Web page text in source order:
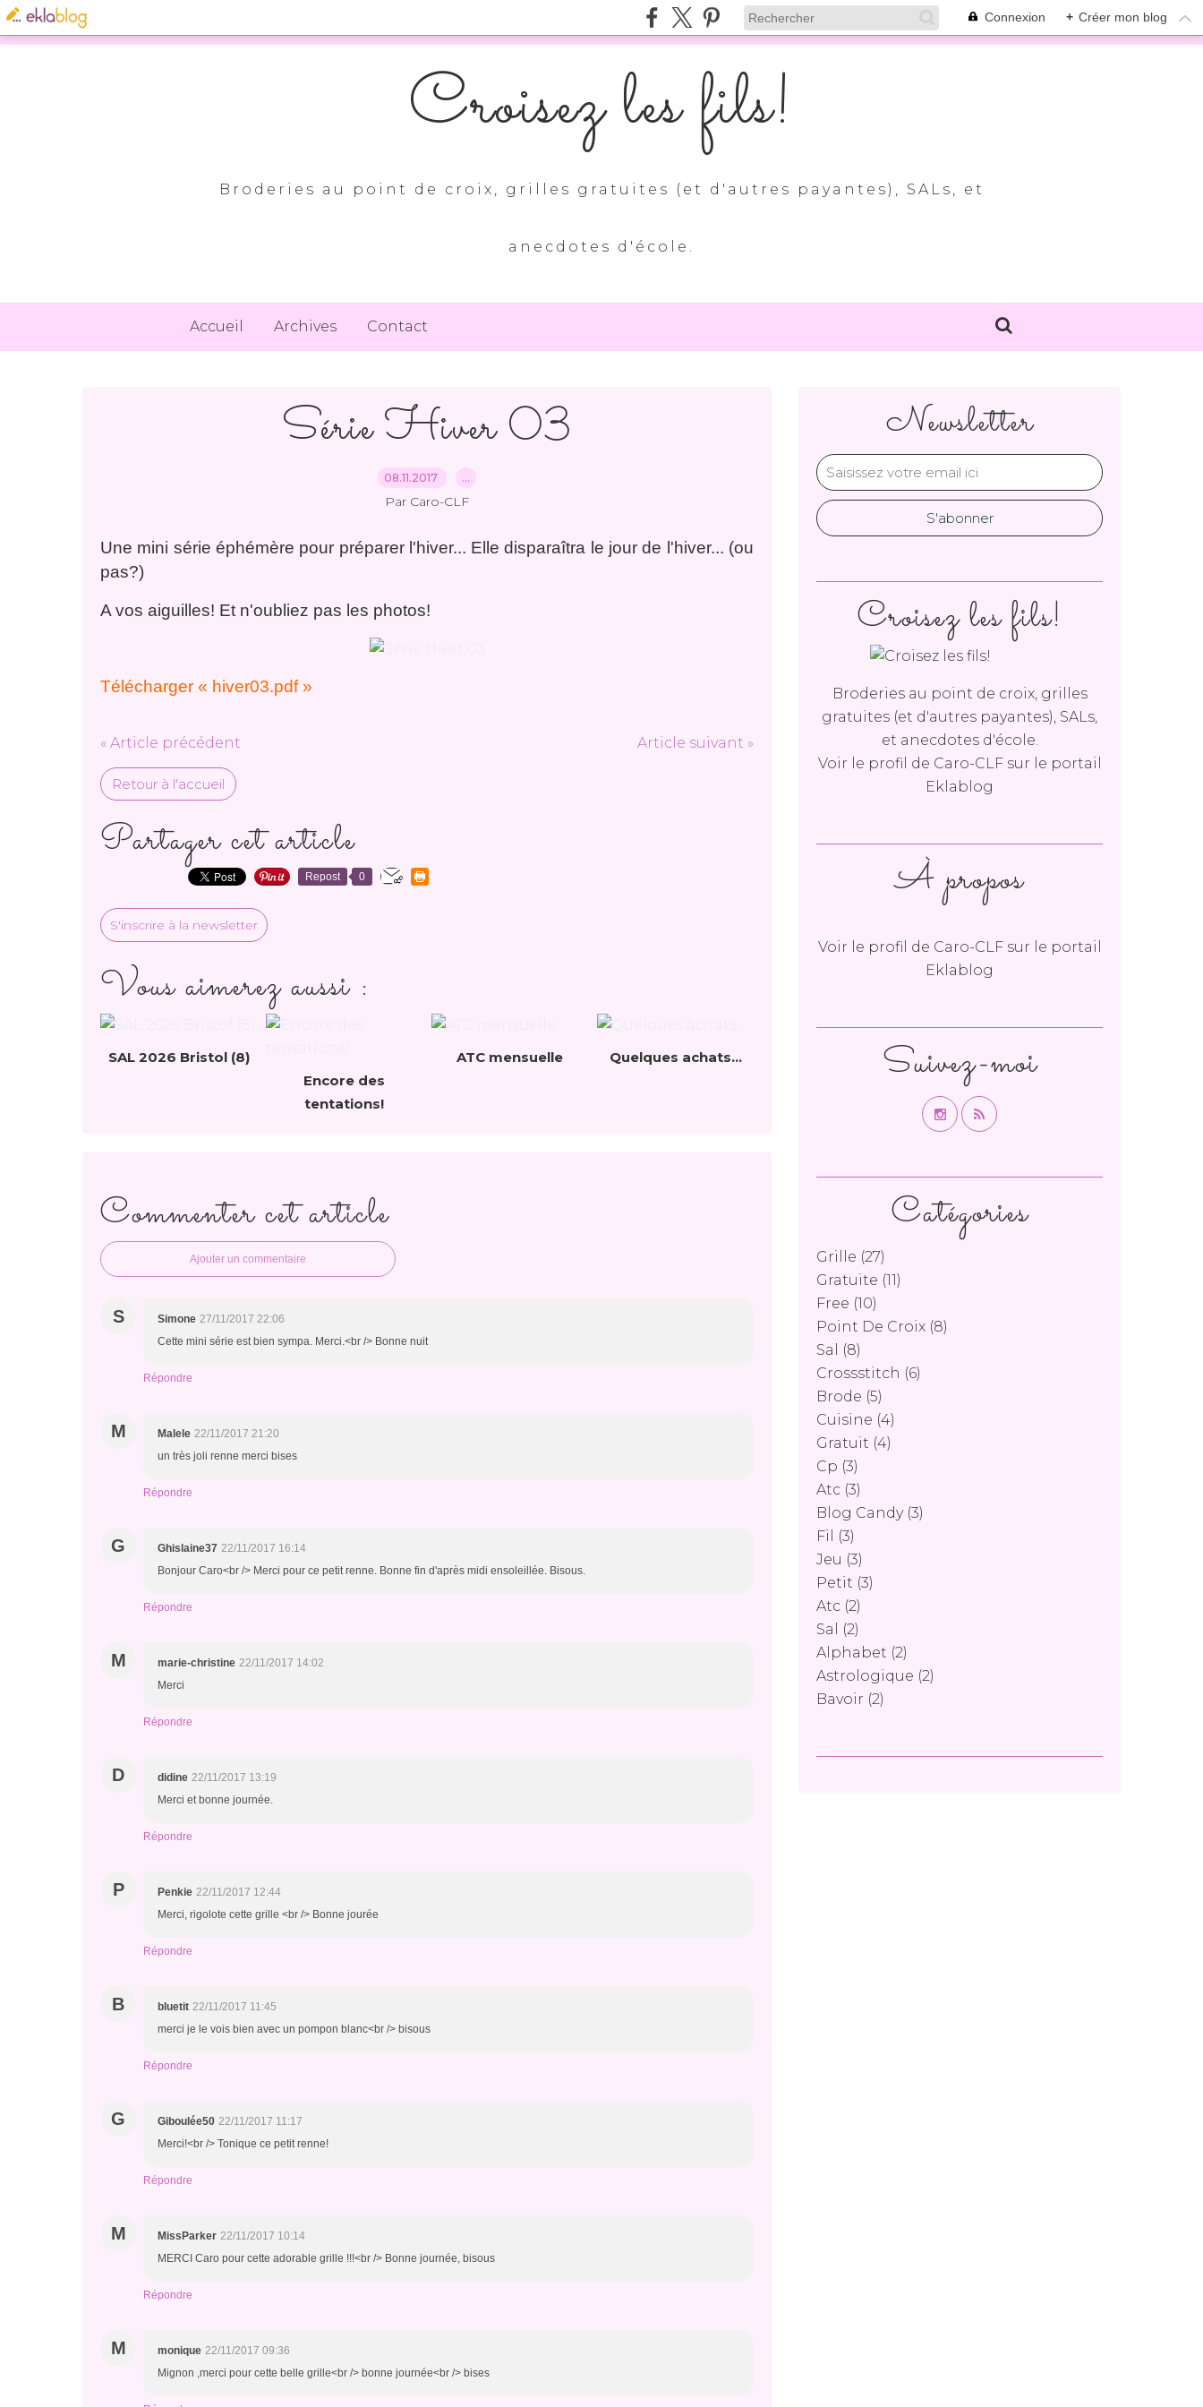
Connexion + Créer mon blog
Croisez les fils!
Broderies au point de croix, grilles gratuites (et d'autres payantes), SALs, et
anecdotes d'école.
Accueil Archives Contact
Série Hiver 03
08.11.2017 …
Par Caro-CLF
Une mini série éphémère pour préparer l'hiver... Elle disparaîtra le jour de l'hiver... (ou
pas?)
A vos aiguilles! Et n'oubliez pas les photos!
Télécharger « hiver03.pdf »
« Article précédent Article suivant »
Retour à l'accueil
Partager cet article
Repost 0
S'inscrire à la newsletter
Vous aimerez aussi :
SAL 2026 Bristol (8)
Encore des
tentations!
ATC mensuelle Quelques achats...
Commenter cet article
Ajouter un commentaire
S Simone 27/11/2017 22:06
Cette mini série est bien sympa. Merci.<br /> Bonne nuit
Répondre
M Malele 22/11/2017 21:20
un très joli renne merci bises
Répondre
G Ghislaine37 22/11/2017 16:14
Bonjour Caro<br /> Merci pour ce petit renne. Bonne fin d'après midi ensoleillée. Bisous.
Répondre
M marie-christine 22/11/2017 14:02
Merci
Répondre
D didine 22/11/2017 13:19
Merci et bonne journée.
Répondre
P Penkie 22/11/2017 12:44
Merci, rigolote cette grille <br /> Bonne jourée
Répondre
B bluetit 22/11/2017 11:45
merci je le vois bien avec un pompon blanc<br /> bisous
Répondre
G Giboulée50 22/11/2017 11:17
Merci!<br /> Tonique ce petit renne!
Répondre
M MissParker 22/11/2017 10:14
MERCI Caro pour cette adorable grille !!!<br /> Bonne journée, bisous
Répondre
M monique 22/11/2017 09:36
Mignon ,merci pour cette belle grille<br /> bonne journée<br /> bises
Newsletter
Catégories
Grille (27)
Gratuite (11)
Free (10)
Point De Croix (8)
Sal
(8)
Crossstitch (6)
Brode (5)
Cuisine (4)
Gratuit (4)
Cp (3)
Atc (3)
Blog Candy(3)
Fil
(3)
Jeu (3)
Petit (3)
Atc (2)
Sal
(2)
Alphabet (2)
Astrologique (2)
Bavoir (2)
Croisez les fils!
Broderies au point de croix, grilles
gratuites (et d'autres payantes), SALs,
et anecdotes d'école.
Voir le profil de Caro-CLFsur le portail
Eklablog
Suivez-moi
À propos
Voir le profil de Caro-CLFsur le portail
Eklablog